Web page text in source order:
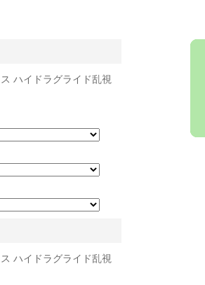
ハイドラグライド乱視
ハイドラグライド乱視